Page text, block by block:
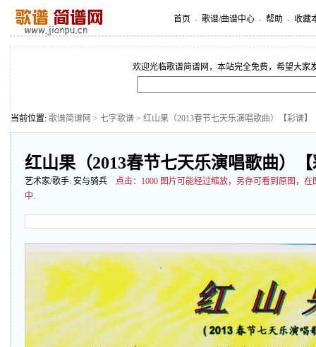
首页 - 歌谱/曲谱中心 - 帮助 - 收藏
欢迎光临歌谱简谱网，本站完全免费，希望大家
当前位置: 歌谱简谱网 > 七字歌谱 > 红山果（2013春节七天乐演唱歌曲）【彩谱】
红山果（2013春节七天乐演唱歌曲）
艺术家/歌手: 安与骑兵 点击： 1000 图片可能经过缩放，另存可看到原图，
中.